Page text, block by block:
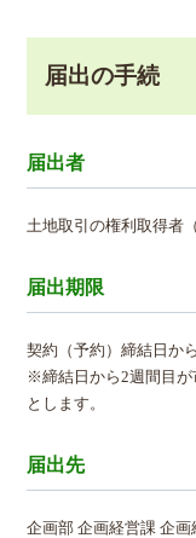
届出の手続
届出者
土地取引の権利取得者
届出期限
契約（予約）締結日か
※締結日から2週間目が
とします。
届出先
企画部 企画経営課 企画